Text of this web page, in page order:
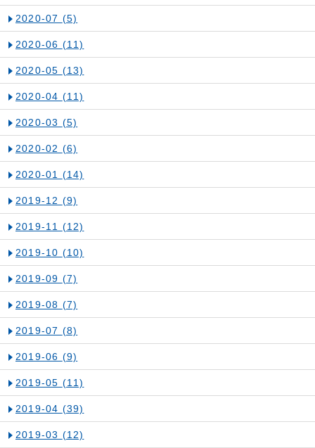
2020-07 (5)
2020-06 (11)
2020-05 (13)
2020-04 (11)
2020-03 (5)
2020-02 (6)
2020-01 (14)
2019-12 (9)
2019-11 (12)
2019-10 (10)
2019-09 (7)
2019-08 (7)
2019-07 (8)
2019-06 (9)
2019-05 (11)
2019-04 (39)
2019-03 (12)